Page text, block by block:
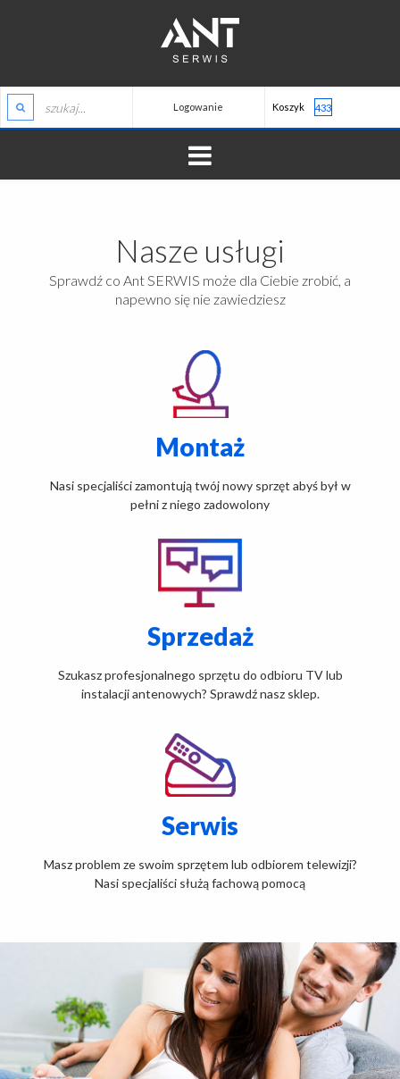
Logowanie
ZALOGUJ
REJESTRACJA
Koszyk 433
TELEWIZJA
ALARMY
REFERENCJE
KONTAKT
Nasze usługi
Sprawdź co Ant SERWIS może dla Ciebie zrobić, a
napewno się nie zawiedziesz
Montaż
Nasi specjaliści zamontują twój nowy sprzęt abyś był w
pełni z niego zadowolony
Sprzedaż
Szukasz profesjonalnego sprzętu do odbioru TV lub
instalacji antenowych? Sprawdź nasz sklep.
Serwis
Masz problem ze swoim sprzętem lub odbiorem telewizji?
Nasi specjaliści służą fachową pomocą